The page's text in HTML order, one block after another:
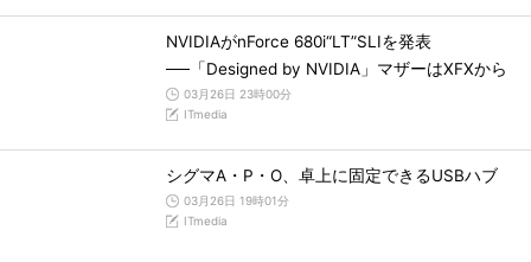
NVIDIAがnForce 680i“LT”SLIを発表
──「Designed by NVIDIA」マザーはXFXから
03月26日 23時00分
ITmedia
シグマA・P・O、卓上に固定できるUSBハブ
03月26日 19時01分
ITmedia